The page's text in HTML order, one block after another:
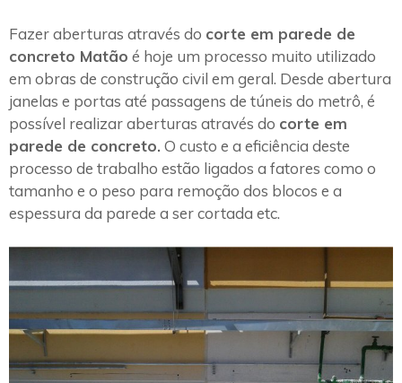
Fazer aberturas através do corte em parede de
concreto Matão é hoje um processo muito utilizado
em obras de construção civil em geral. Desde abertura
janelas e portas até passagens de túneis do metrô, é
possível realizar aberturas através do corte em
parede de concreto. O custo e a eficiência deste
processo de trabalho estão ligados a fatores como o
tamanho e o peso para remoção dos blocos e a
espessura da parede a ser cortada etc.